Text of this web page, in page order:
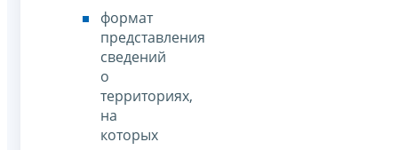
формат
представления
сведений
о
территориях,
на
которых